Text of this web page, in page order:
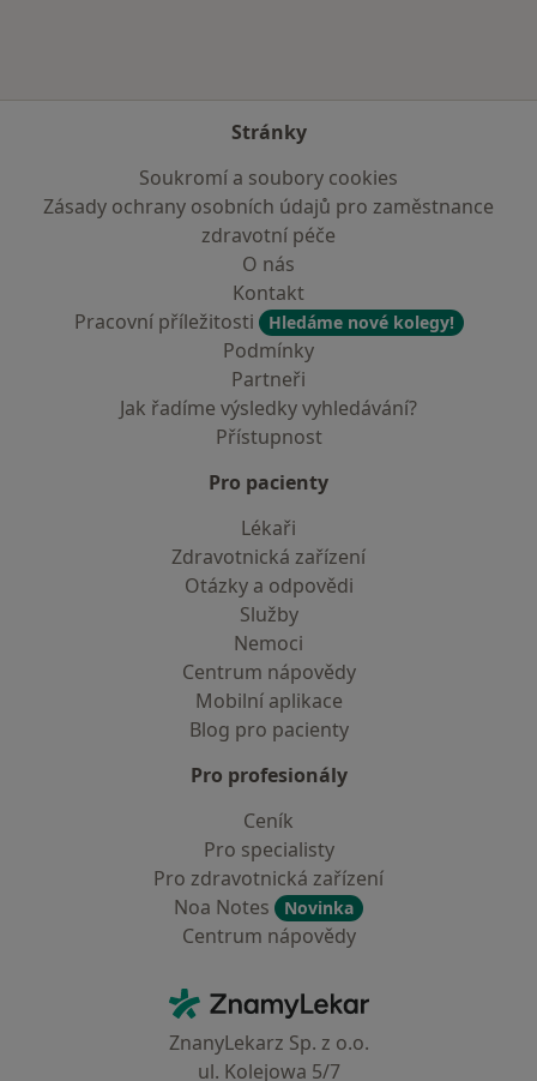
Stránky
Soukromí a soubory cookies
Zásady ochrany osobních údajů pro zaměstnance
zdravotní péče
O nás
Kontakt
Pracovní příležitosti
Hledáme nové kolegy!
Podmínky
Partneři
Jak řadíme výsledky vyhledávání?
Přístupnost
Pro pacienty
Lékaři
Zdravotnická zařízení
Otázky a odpovědi
Služby
Nemoci
Centrum nápovědy
Mobilní aplikace
Blog pro pacienty
Pro profesionály
Ceník
Pro specialisty
Pro zdravotnická zařízení
Noa Notes
Novinka
Centrum nápovědy
ZnamyLekar - Hlavní stránka
ZnanyLekarz Sp. z o.o.
ul. Kolejowa 5/7